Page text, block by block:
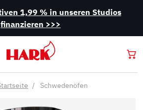
1,99 % in unseren Studios
finanzieren >>>
Schwedenöfen